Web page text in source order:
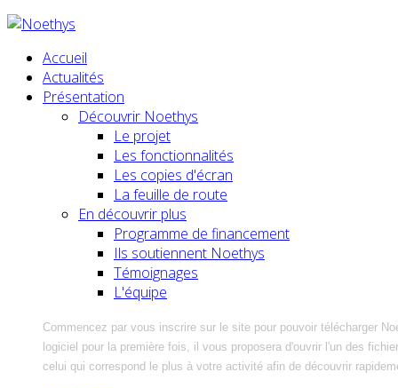
Accueil
Actualités
Présentation
Découvrir Noethys
Le projet
Les fonctionnalités
Les copies d'écran
La feuille de route
En découvrir plus
Programme de financement
Ils soutiennent Noethys
Témoignages
L'équipe
Commencez par vous inscrire sur le site pour pouvoir télécharger
logiciel pour la première fois, il vous proposera d'ouvrir l'un des
celui qui correspond le plus à votre activité afin de découvrir